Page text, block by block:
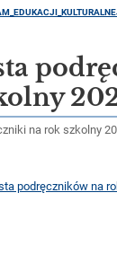
na rok szkolny
podręczników na